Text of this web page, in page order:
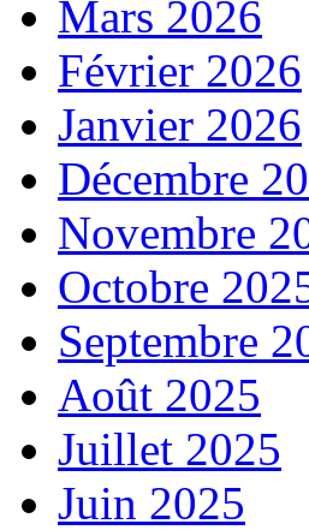
Mars 2026
Février 2026
Janvier 2026
Décembre
Novembre
Octobre
Septembre
Août 2025
Juillet 2025
Juin 2025